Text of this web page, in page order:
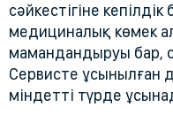
сәйкестігіне кепілдік
медициналық көмек
мамандандыруы бар,
Сервисте ұсынылған
міндетті түрде